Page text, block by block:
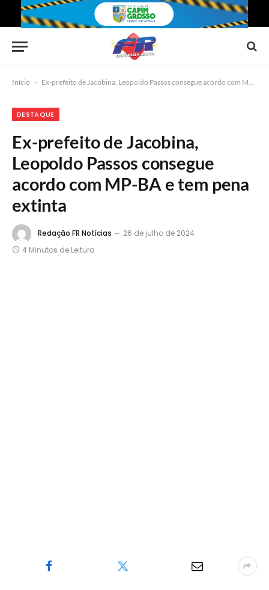
Início - Ex-prefeito de Jacobina, Leopoldo Passos consegue acordo com MP-BA e tem pena extinta
DESTAQUE
Ex-prefeito de Jacobina,
Leopoldo Passos consegue
acordo com MP-BA e tem pena
extinta
Redação FR Notícias
26 de julho de 2024
4 Minutos de Leitura